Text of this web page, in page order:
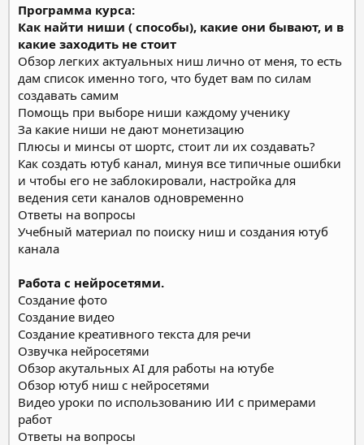
Программа курса:
Как найти ниши ( способы), какие они бывают, и в
какие заходить не стоит
Обзор легких актуальных ниш лично от меня, то есть
дам список именно того, что будет вам по силам
создавать самим
Помощь при выборе ниши каждому ученику
За какие ниши не дают монетизацию
Плюсы и минсы от шортс, стоит ли их создавать?
Как создать ютуб канал, минуя все типичные ошибки
и чтобы его не заблокировали, настройка для
ведения сети каналов одновременно
Ответы на вопросы
Учебный материал по поиску ниш и создания ютуб
канала
Работа с нейросетями.
Создание фото
Создание видео
Создание креативного текста для речи
Озвучка нейросетями
Обзор акутальных AI для работы на ютубе
Обзор ютуб ниш с нейросетями
Видео уроки по использованию ИИ с примерами
работ
Ответы на вопросы